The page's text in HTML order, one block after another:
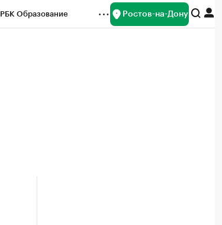
РБК Образование Ростов-на-Дону